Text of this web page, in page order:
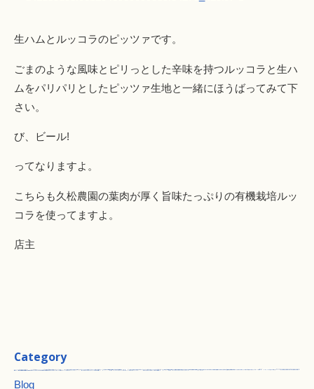
生ハムとルッコラのピッツァです。
ごまのような風味とピリっとした辛味を持つルッコラと生ハ
ムをパリパリとしたピッツァ生地と一緒にほうばってみて下
さい。
び、ビール!
ってなりますよ。
こちらも久松農園の葉肉が厚く旨味たっぷりの有機栽培ルッ
コラを使ってますよ。
店主
Category
Blog